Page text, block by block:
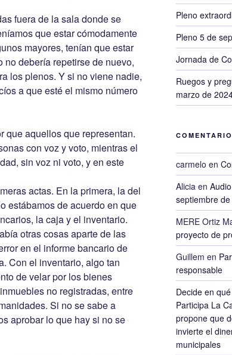
fuera de la sala donde se
que estar cómodamente
mayores, tenían que estar
debería repetirse de nuevo,
los plenos. Y si no viene nadie,
a que esté el mismo número
que aquellos que representan.
con voz y voto, mientras el
sin voz ni voto, y en este
actas. En la primera, la del
estábamos de acuerdo en que
la caja y el inventario.
otras cosas aparte de las
en el informe bancario de
Con el inventario, algo tan
de velar por los bienes
no registradas, entre
Si no se sabe a
aprobar lo que hay si no se
Pleno
Pleno 5 de
Jornada de
Ruegos y
marzo de
carmelo en
Aliciaen
septiembre
MERE Ortiz
proyecto de
Guillem en
responsable
Decide en
Participa La
propone que
invierte el
municipales